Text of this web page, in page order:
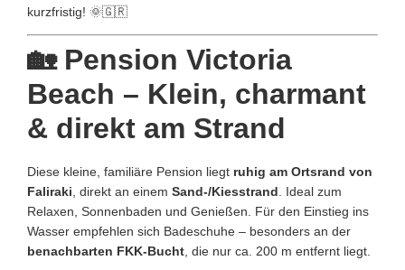
kurzfristig! 🌞🇬🇷
🏡 Pension Victoria
Beach – Klein, charmant
& direkt am Strand
Diese kleine, familiäre Pension liegt ruhig am Ortsrand von
Faliraki , direkt an einem Sand-/Kiesstrand . Ideal zum
Relaxen, Sonnenbaden und Genießen. Für den Einstieg ins
Wasser empfehlen sich Badeschuhe – besonders an der
benachbarten FKK-Bucht , die nur ca. 200 m entfernt liegt.